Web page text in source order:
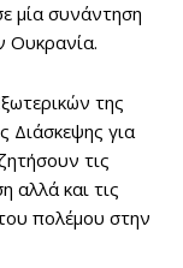
μία συνάντηση
Ουκρανία.
της
Διάσκεψης για
τις
αλλά και τις
πολέμου στην